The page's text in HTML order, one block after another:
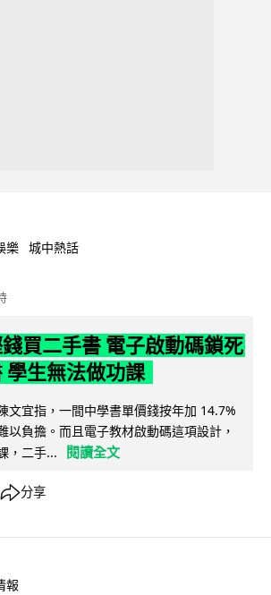
樂 城中熱話
買二手書 電子啟動碼鎖死
學生無法做功課
文宜指，一間中學書單價錢按年加 14.7%
以負擔。而且電子教材啟動碼這項設計，
，二手...
閱讀全文
分享
報